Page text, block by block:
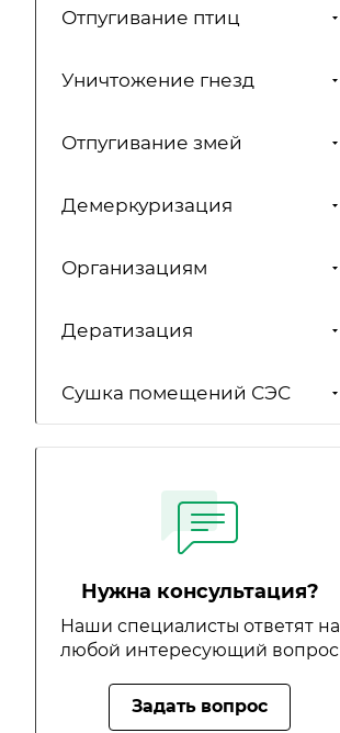
Отпугивание птиц
Уничтожение гнезд
Отпугивание змей
Демеркуризация
Организациям
Дератизация
Сушка помещений СЭС
Нужна консультация?
Наши специалисты ответят на
любой интересующий вопрос
Задать вопрос